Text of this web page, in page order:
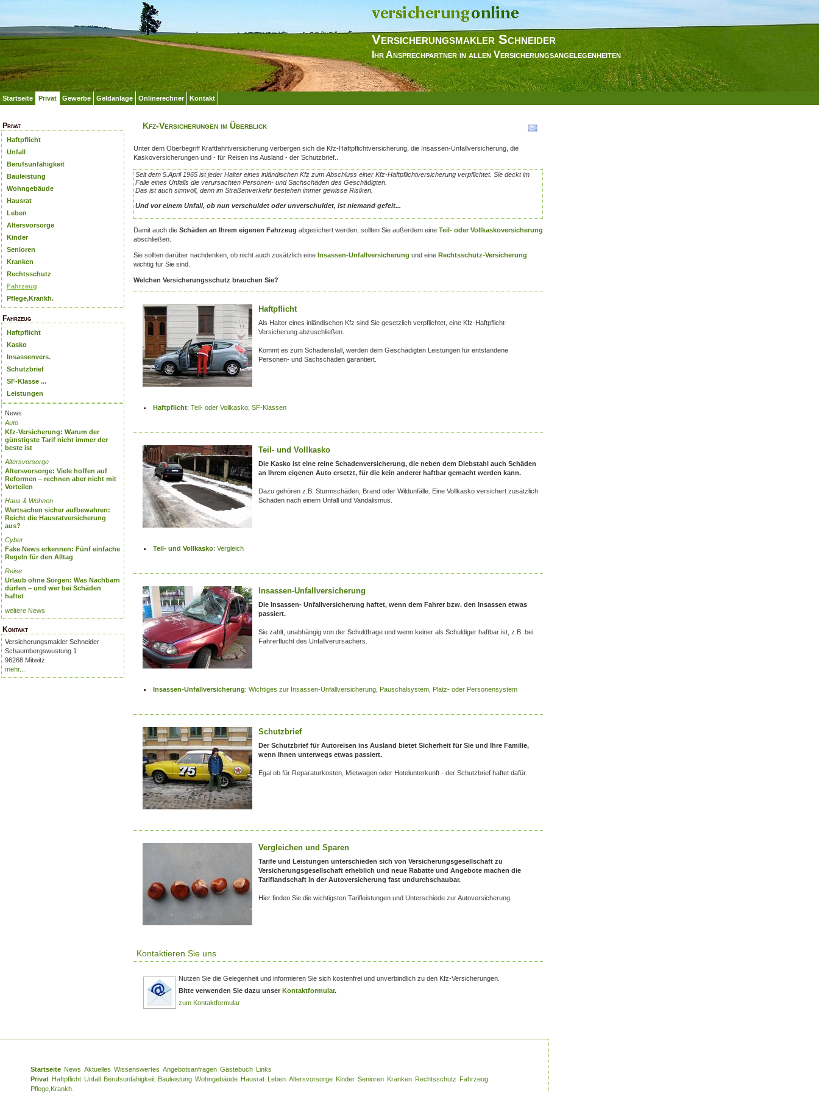
Versicherungsmakler Schneider
Ihr Ansprechpartner in allen Versicherungsangelegenheiten
Startseite Privat Gewerbe Geldanlage Onlinerechner Kontakt
Privat
Haftpflicht
Unfall
Berufsunfähigkeit
Bauleistung
Wohngebäude
Hausrat
Leben
Altersvorsorge
Kinder
Senioren
Kranken
Rechtsschutz
Fahrzeug
Pflege,Krankh.
Fahrzeug
Haftpflicht
Kasko
Insassenvers.
Schutzbrief
SF-Klasse ...
Leistungen
News
Auto
Kfz-Versicherung: Warum der
günstigste Tarif nicht immer der
beste ist
Altersvorsorge
Altersvorsorge: Viele hoffen auf
Reformen – rechnen aber nicht mit
Vorteilen
Haus & Wohnen
Wertsachen sicher aufbewahren:
Reicht die Hausratversicherung
aus?
Cyber
Fake News erkennen: Fünf einfache
Regeln für den Alltag
Reise
Urlaub ohne Sorgen: Was Nachbarn
dürfen – und wer bei Schäden
haftet
weitere News
Kontakt
Versicherungsmakler Schneider
Schaumbergswustung 1
96268 Mitwitz
mehr...
Kfz-Versicherungen im Überblick
Unter dem Oberbegriff Kraftfahrtversicherung verbergen sich die Kfz-Haftpflichtversicherung, die Insassen-Unfallversicherung, die
Kaskoversicherungen und - für Reisen ins Ausland - der Schutzbrief.
Seit dem 5.April 1965 ist jeder Halter eines inländischen Kfz zum Abschluss einer Kfz-Haftpflichtversicherung verpflichtet. Sie deckt im
Falle eines Unfalls die verursachten Personen- und Sachschäden des Geschädigten.
Das ist auch sinnvoll, denn im Straßenverkehr bestehen immer gewisse Risiken.
Und vor einem Unfall, ob nun verschuldet oder unverschuldet, ist niemand gefeit...
Damit auch die Schäden an Ihrem eigenen Fahrzeug abgesichert werden, sollten Sie außerdem eine Teil- oder Vollkaskoversicherung
abschließen.
Sie sollten darüber nachdenken, ob nicht auch zusätzlich eine Insassen-Unfallversicherung und eine Rechtsschutz-Versicherung
wichtig für Sie sind.
Welchen Versicherungsschutz brauchen Sie?
Haftpflicht
Als Halter eines inländischen Kfz sind Sie gesetzlich verpflichtet, eine Kfz-Haftpflicht-
Versicherung abzuschließen.
Kommt es zum Schadensfall, werden dem Geschädigten Leistungen für entstandene
Personen- und Sachschäden garantiert.
Haftpflicht: Teil- oder Vollkasko SF-Klassen
Teil- und Vollkasko
Die Kasko ist eine reine Schadenversicherung, die neben dem Diebstahl auch Schäden
an Ihrem eigenen Auto ersetzt, für die kein anderer haftbar gemacht werden kann.
Dazu gehören z.B. Sturmschäden, Brand oder Wildunfälle. Eine Vollkasko versichert zusätzlich
Schäden nach einem Unfall und Vandalismus.
Teil- und Vollkasko: Vergleich
Insassen-Unfallversicherung
Die Insassen- Unfallversicherung haftet, wenn dem Fahrer bzw. den Insassen etwas
passiert.
Sie zahlt, unabhängig von der Schuldfrage und wenn keiner als Schuldiger haftbar ist, z.B. bei
Fahrerflucht des Unfallverursachers.
Insassen-Unfallversicherung: Wichtiges zur Insassen-Unfallversicherung Pauschalsystem Platz- oder Personensystem
Schutzbrief
Der Schutzbrief für Autoreisen ins Ausland bietet Sicherheit für Sie und Ihre Familie,
wenn Ihnen unterwegs etwas passiert.
Egal ob für Reparaturkosten, Mietwagen oder Hotelunterkunft - der Schutzbrief haftet dafür.
Vergleichen und Sparen
Tarife und Leistungen unterschieden sich von Versicherungsgesellschaft zu
Versicherungsgesellschaft erheblich und neue Rabatte und Angebote machen die
Tariflandschaft in der Autoversicherung fast undurchschaubar.
Hier finden Sie die wichtigsten Tarifleistungen und Unterschiede zur Autoversicherung.
Kontaktieren Sie uns
Nutzen Sie die Gelegenheit und informieren Sie sich kostenfrei und unverbindlich zu den Kfz-Versicherungen.
Bitte verwenden Sie dazu unser Kontaktformular.
zum Kontaktformular
Startseite News Aktuelles Wissenswertes Angebotsanfragen Gästebuch
Links
Privat Haftpflicht Unfall Berufsunfähigkeit Bauleistung Wohngebäude Hausrat Leben Altersvorsorge Kinder Senioren Kranken Rechtsschutz
Fahrzeug
Pflege,Krankh.